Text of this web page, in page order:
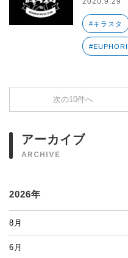
#キラスタ
次の10件へ
アーカイブ
ARCHIVE
2026年
8月
6月